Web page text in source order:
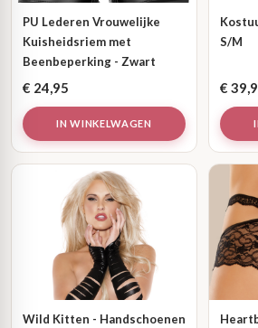
PU Lederen Vrouwelijke
Kuisheidsriem met
Beenbeperking - Zwart
€ 24,95
IN WINKELWAGEN
S/M
€
Wild Kitten - Handschoenen